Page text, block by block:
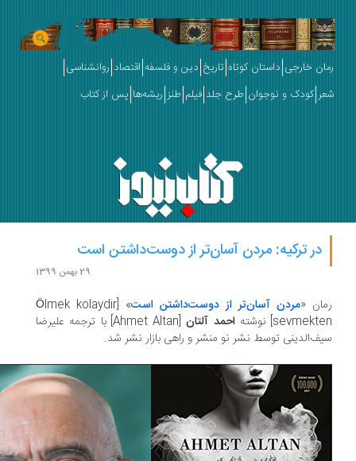
خارجی داستان کوتاه تاریخ دین و فلسفه اقتصاد روانشناسی
کودک و نوجوان طرح جلد فیلم طنز ریشه‌ها پس از کتاب
در ترکیه: مردن آسان‌تر از دوست‌داشتن است
مردن آسان‌تر از دوست‌داشتن است
» [Ölmek kolaydir
نوشته احمد آلتان[Ahmet Altan]
با ترجمه علیرضا
توسط نشر نو منشر و راهی بازار نشر شد.